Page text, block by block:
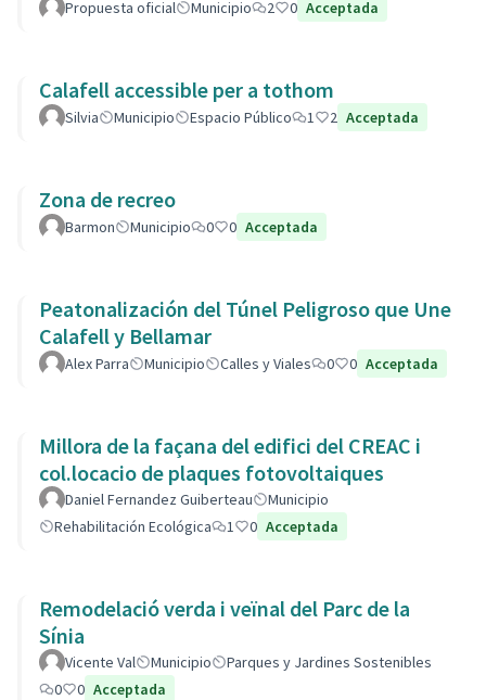
Propuesta oficial Municipio 2 0 Acceptada
Calafell accessible per a tothom
Silvia Municipio Espacio Público 1 2 Acceptada
Zona de recreo
Barmon Municipio 0 0 Acceptada
Peatonalización del Túnel Peligroso que Une
Calafell y Bellamar
Alex Parra Municipio Calles y Viales 0 0 Acceptada
Millora de la façana del edifici del CREAC i
col.locacio de plaques fotovoltaiques
Daniel Fernandez Guiberteau
Municipio
Rehabilitación Ecológica
1 0 Acceptada
Remodelació verda i veïnal del Parc de la
Sínia
Vicente Val Municipio
Parques y Jardines Sostenibles
0
0 Acceptada